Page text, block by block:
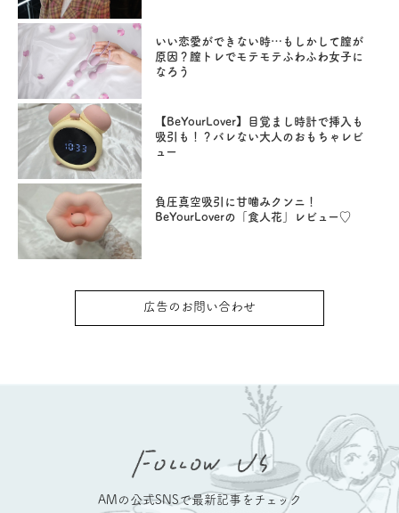
いい恋愛ができない時…もしかして膣が
原因？膣トレでモテモテふわふわ女子に
なろう
【BeYourLover】目覚まし時計で挿入も
吸引も！？バレない大人のおもちゃレビ
ュー
負圧真空吸引に甘噛みクンニ！
BeYourLoverの「食人花」レビュー♡
広告のお問い合わせ
AMの公式SNSで最新記事をチェック